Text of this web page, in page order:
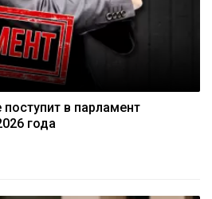
в парламент
года